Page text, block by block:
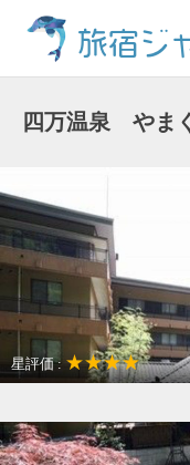
キ
ッ
プ
旅宿ジ
四万温泉 やま
星評価 :★★★★
温泉リゾート